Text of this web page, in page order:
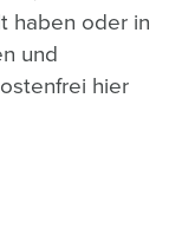
haben oder in
und
hier